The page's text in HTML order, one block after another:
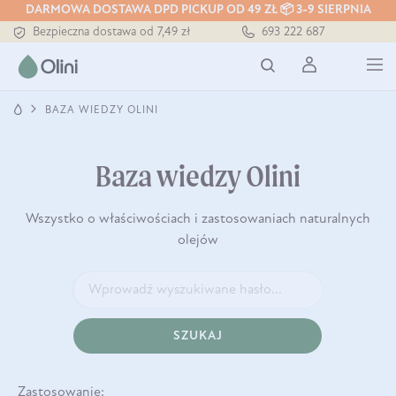
DARMOWA DOSTAWA DPD PICKUP OD 49 ZŁ 📦 3-9 SIERPNIA
Bezpieczna dostawa od 7,49 zł
Darmowa dostawa od 199 zł
Tłoczony zawsze na zimno
693 222 687
BAZA WIEDZY OLINI
Baza wiedzy Olini
Wszystko o właściwościach i zastosowaniach naturalnych
olejów
SZUKAJ
Zastosowanie: